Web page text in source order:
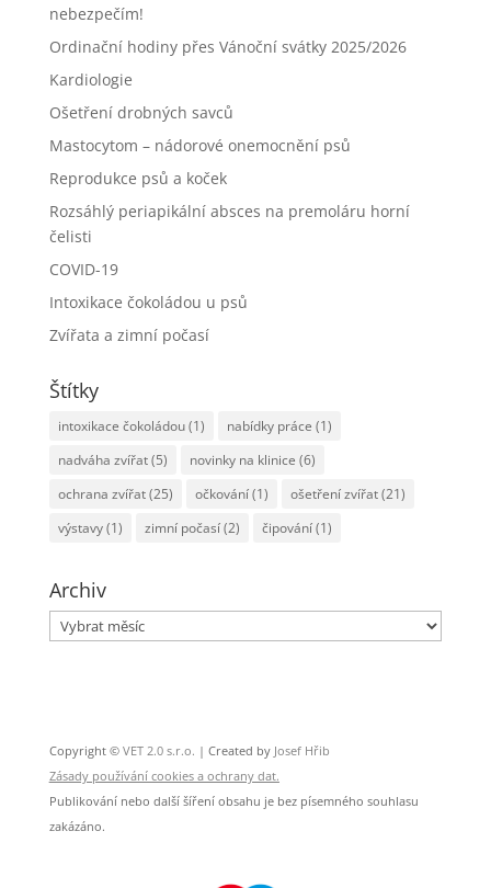
nebezpečím!
Ordinační hodiny přes Vánoční svátky 2025/2026
Kardiologie
Ošetření drobných savců
Mastocytom – nádorové onemocnění psů
Reprodukce psů a koček
Rozsáhlý periapikální absces na premoláru horní
čelisti
COVID-19
Intoxikace čokoládou u psů
Zvířata a zimní počasí
Štítky
intoxikace čokoládou(1) nabídky práce (1)
nadváha zvířat(5) novinky na klinice (6)
ochrana zvířat(25) očkování(1) ošetření zvířat(21)
výstavy(1) zimní počasí(2) čipování(1)
Archiv
Archiv
Copyright © VET 2.0 s.r.o. | Created by Josef Hřib
Zásady používání cookies a ochrany dat.
Publikování nebo další šíření obsahu je bez písemného souhlasu
zakázáno.